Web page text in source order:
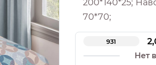
70*70;
931
Нет